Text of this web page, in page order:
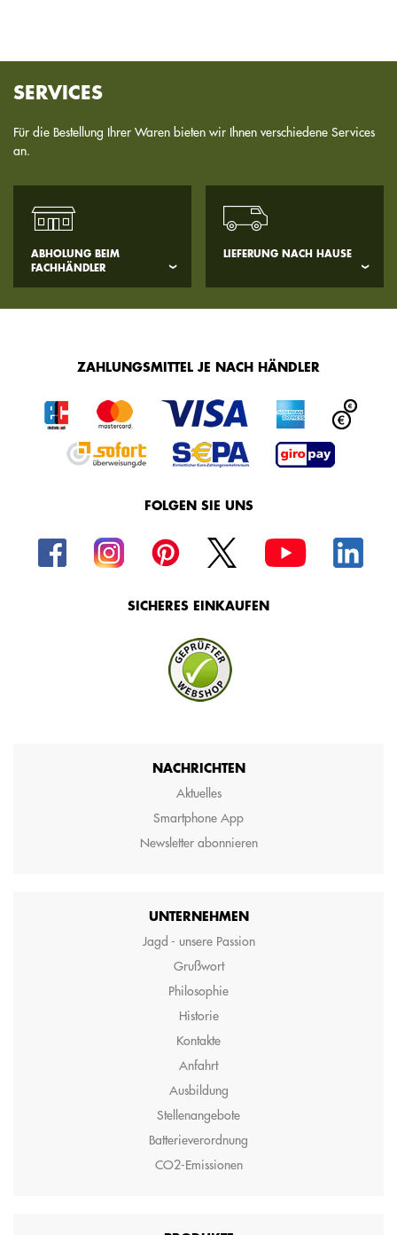
SERVICES
Für die Bestellung Ihrer Waren bieten wir Ihnen verschiedene Services
an.
ABHOLUNG BEIM
FACHHÄNDLER
LIEFERUNG NACH HAUSE
ZAHLUNGSMITTEL JE NACH HÄNDLER
FOLGEN SIE UNS
SICHERES EINKAUFEN
NACHRICHTEN
Aktuelles
Smartphone App
Newsletter abonnieren
UNTERNEHMEN
Jagd - unsere Passion
Grußwort
Philosophie
Historie
Kontakte
Anfahrt
Ausbildung
Stellenangebote
Batterieverordnung
CO2-Emissionen